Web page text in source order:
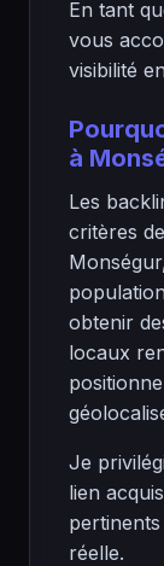
En tant
vous
visibilité
à
Les
critères
obtenir
locaux
Je
lien
réelle.